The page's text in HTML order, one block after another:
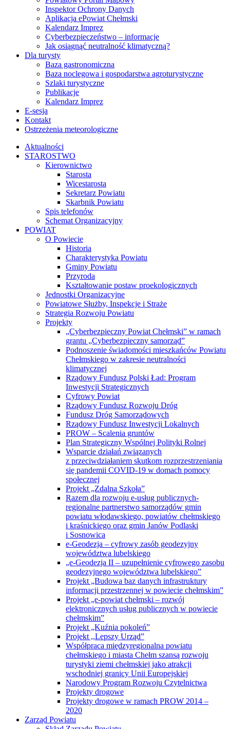
Inspektor Ochrony Danych
Aplikacja ePowiat Chełmski
Kalendarz Imprez
Cyberbezpieczeństwo – informacje
Jak osiągnąć neutralność klimatyczną?
Dla turysty
Baza gastronomiczna
Baza noclegowa i gospodarstwa agroturystyczne
Szlaki turystyczne
Publikacje
Kalendarz Imprez
E-sesja
Kontakt
Ostrzeżenia meteorologiczne
Aktualności
STAROSTWO
Kierownictwo
Starosta
Wicestarosta
Sekretarz Powiatu
Skarbnik Powiatu
Spis telefonów
Schemat Organizacyjny
POWIAT
O Powiecie
Historia
Charakterystyka Powiatu
Gminy Powiatu
Przyroda
Kształtowanie postaw proekologicznych
Jednostki Organizacyjne
Powiatowe Służby, Inspekcje i Straże
Strategia Rozwoju Powiatu
Projekty
„Cyberbezpieczny Powiat Chełmski” w ramach
grantu „Cyberbezpieczny samorząd”
Podnoszenie świadomości mieszkańców Powiatu
Chełmskiego w zakresie neutralności
klimatycznej
Rządowy Fundusz Polski Ład: Program
Inwestycji Strategicznych
Cyfrowy Powiat
Rządowy Fundusz Rozwoju Dróg
Fundusz Dróg Samorządowych
Rządowy Fundusz Inwestycji Lokalnych
PROW – Scalenia gruntów
Plan Strategiczny Wspólnej Polityki Rolnej
Wsparcie działań związanych
z przeciwdziałaniem skutkom rozprzestrzeniania
się pandemii COVID-19 w domach pomocy
społecznej
Projekt „Zdalna Szkoła”
Razem dla rozwoju e-usług publicznych-
regionalne partnerstwo samorządów gmin
powiatu włodawskiego, powiatów chełmskiego
i kraśnickiego oraz gmin Janów Podlaski
i Sosnowica
e-Geodezja – cyfrowy zasób geodezyjny
województwa lubelskiego
„e-Geodezja II – uzupełnienie cyfrowego zasobu
geodezyjnego województwa lubelskiego”
Projekt „Budowa baz danych infrastruktury
informacji przestrzennej w powiecie chełmskim”
Projekt „e-powiat chełmski – rozwój
elektronicznych usług publicznych w powiecie
chełmskim”
Projekt „Kuźnia pokoleń”
Projekt ,,Lepszy Urząd”
Współpraca międzyregionalna powiatu
chełmskiego i miasta Chełm szansą rozwoju
turystyki ziemi chełmskiej jako atrakcji
wschodniej granicy Unii Europejskiej
Narodowy Program Rozwoju Czytelnictwa
Projekty drogowe
Projekty drogowe w ramach PROW 2014 –
2020
Zarząd Powiatu